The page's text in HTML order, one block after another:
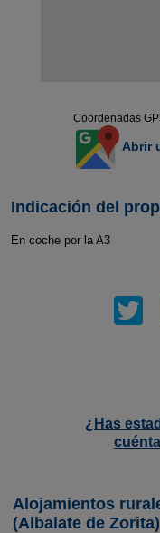
Coordenadas
Abrir
Indicación del
En coche por la A3
¿Has
Alojamientos
(Albalate de Zorita)